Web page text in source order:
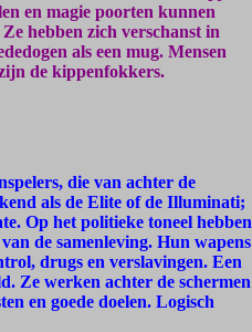
en magie poorten kunnen
hebben zich verschanst in
als een mug. Mensen
de kippenfokkers.
die van achter de
als de Elite of de Illuminati;
Op het politieke toneel hebben
de samenleving. Hun wapens
drugs en verslavingen. Een
Ze werken achter de schermen
en goede doelen. Logisch